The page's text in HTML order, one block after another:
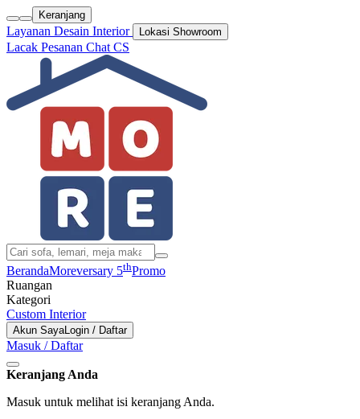
Keranjang
Layanan Desain Interior Lokasi Showroom
Lacak Pesanan Chat CS
BerandaMoreversary 5thPromo
Ruangan
Kategori
Custom Interior
Akun SayaLogin / Daftar
Masuk / Daftar
Keranjang Anda
Masuk untuk melihat isi keranjang Anda.